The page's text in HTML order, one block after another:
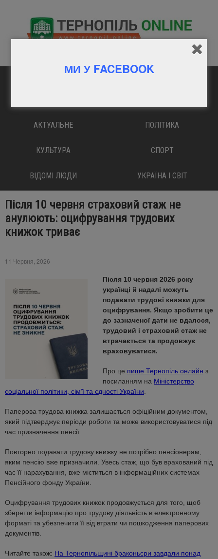
АКТУАЛЬНЕ ПОЛІТИКА
КУЛЬТУРА СПОРТ
ВІДОМІ ЛЮДИ УКРАЇНА І СВІТ
Після 10 червня страховий стаж не
анулюють: оцифрування трудових
книжок триває
11 Червня, 2026
Після 10 червня 2026 року
українці й надалі можуть
подавати трудові книжки для
оцифрування. Якщо зробити це
до зазначеної дати не вдалося,
трудовий і страховий стаж не
втрачається та продовжує
враховуватися.
Про це пише Тернопіль онлайн з
посиланням на Міністерство
соціальної політики, сімʼї та єдності України
Паперова трудова книжка залишається офіційним документом,
який підтверджує періоди роботи та може використовуватися під
час призначення пенсії.
Повторно подавати трудову книжку не потрібно пенсіонерам,
яким пенсію вже призначили. Увесь стаж, що був врахований під
час її нарахування, вже міститься в інформаційних системах
Пенсійного фонду України.
Оцифрування трудових книжок продовжується для того, щоб
зберегти інформацію про трудову діяльність в електронному
форматі та убезпечити її від втрати чи пошкодження паперових
документів.
Читайте також: На Тернопільщині браконьєри завдали понад
МИ У FACEBOOK